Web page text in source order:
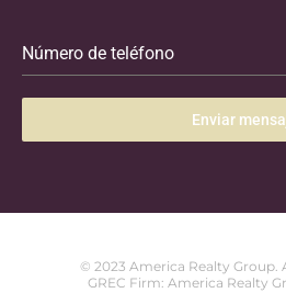
Número de teléfono
Enviar
© 2023 America Realty Group.
GREC Firm: America Realty